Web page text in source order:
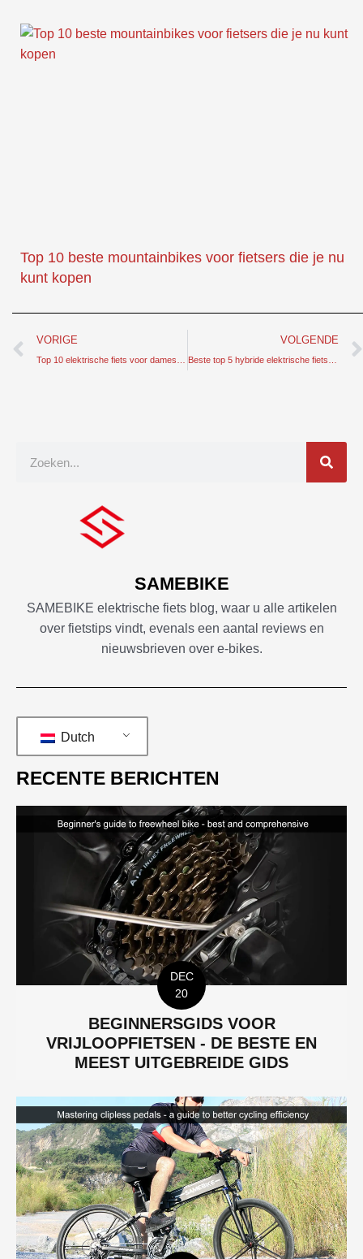
Top 10 beste mountainbikes voor fietsers die je nu
kunt kopen
Prev
VORIGE
Top 10 elektrische fiets voor dames met speciaal ontwerp en esthetiek
VOLGENDE
Beste top 5 hybride elektrische fiets voor fietsers die je nu kunt kopen
SAMEBIKE
SAMEBIKE elektrische fiets blog, waar u alle artikelen
over fietstips vindt, evenals een aantal reviews en
nieuwsbrieven over e-bikes.
Dutch
RECENTE BERICHTEN
DEC
20
BEGINNERSGIDS VOOR
VRIJLOOPFIETSEN - DE BESTE EN
MEEST UITGEBREIDE GIDS